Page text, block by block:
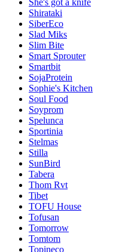
She's got a knife
Shirataki
SiberEco
Slad Miks
Slim Bite
Smart Sprouter
Smartbit
SojaProtein
Sophie's Kitchen
Soul Food
Soyprom
Spelunca
Sportinia
Stelmas
Stilla
SunBird
Tabera
Thom Rvt
Tibet
TOFU House
Tofusan
Tomorrow
Tomtom
Topineco